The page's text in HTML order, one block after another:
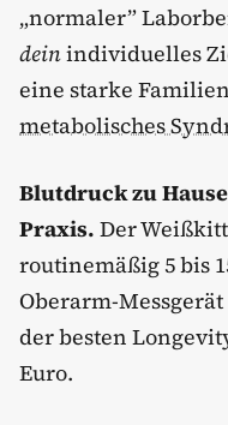
„normaler”
deinindividuelles
eine starke
metabolisches
Blutdruck zu
Praxis. Der
routinemäßig 5 bis
Oberarm-
der besten
Euro.